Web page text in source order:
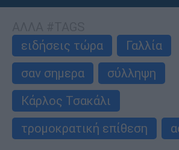
ειδήσεις τώρα
Γαλλία
σαν σημερα
σύλληψη
Κάρλος Τσακάλι
τρομοκρατική επίθεση